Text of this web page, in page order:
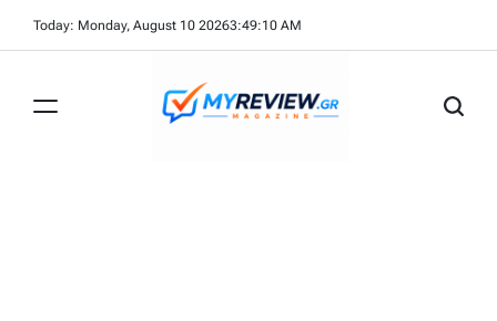
Today: Monday, August 10 20263:49:11 AM